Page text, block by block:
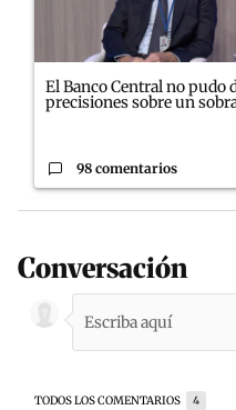
El Banco Central no pudo
precisiones sobre un
98 comentarios
Conversación
TODOS LOS COMENTARIOS 4